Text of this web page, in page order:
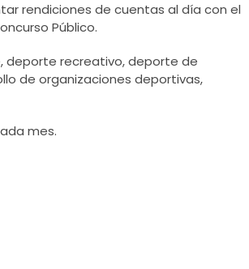
rendiciones de cuentas al día con el
Público.
deporte recreativo, deporte de
de organizaciones deportivas,
mes.